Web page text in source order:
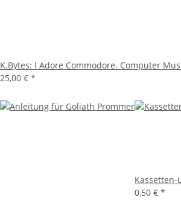
K.Bytes: I Adore Commodore. Computer
25,00 € *
Kassetten-
0,50 € *